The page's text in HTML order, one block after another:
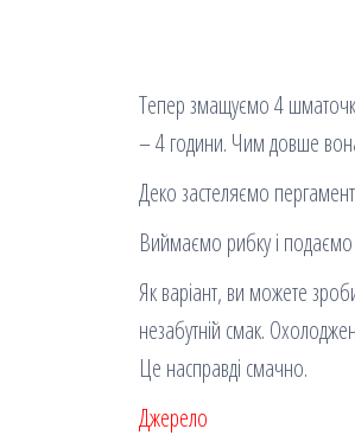
Тепер змащуємо 4
– 4 години. Чим довше
Деко застеляємо
Виймаємо рибку і
Як варіант, ви можете
незабутній смак.
Це насправді смачно.
Джерело